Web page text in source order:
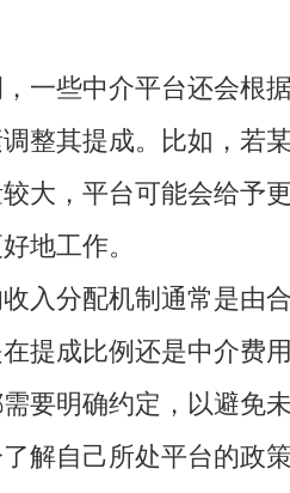
一些中介平台还会根
整其提成。比如，若
大，平台可能会给予
地工作。
入分配机制通常是由
提成比例还是中介费
要明确约定，以避免
解自己所处平台的政